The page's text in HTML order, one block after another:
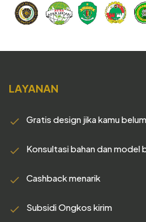
LAYANAN
Gratis design jika kamu
Konsultasi bahan dan model
Cashback menarik
Subsidi Ongkos kirim